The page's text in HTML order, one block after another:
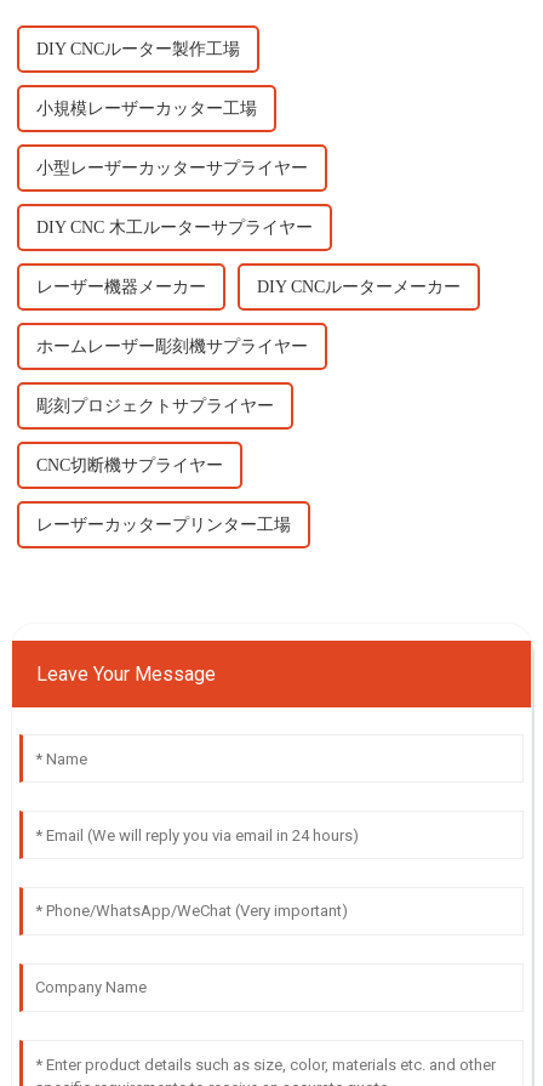
DIY CNCルーター製作工場
小規模レーザーカッター工場
小型レーザーカッターサプライヤー
DIY CNC 木工ルーターサプライヤー
レーザー機器メーカー DIY CNCルーターメーカー
ホームレーザー彫刻機サプライヤー
彫刻プロジェクトサプライヤー
CNC切断機サプライヤー
レーザーカッタープリンター工場
Leave Your Message